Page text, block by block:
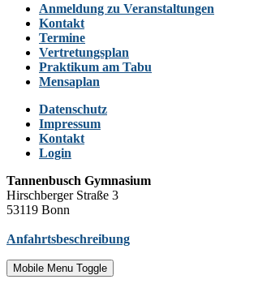
Anmeldung zu Veranstaltungen
Kontakt
Termine
Vertretungsplan
Praktikum am Tabu
Mensaplan
Datenschutz
Impressum
Kontakt
Login
Tannenbusch Gymnasium
Hirschberger Straße 3
53119 Bonn
Anfahrtsbeschreibung
Mobile Menu Toggle